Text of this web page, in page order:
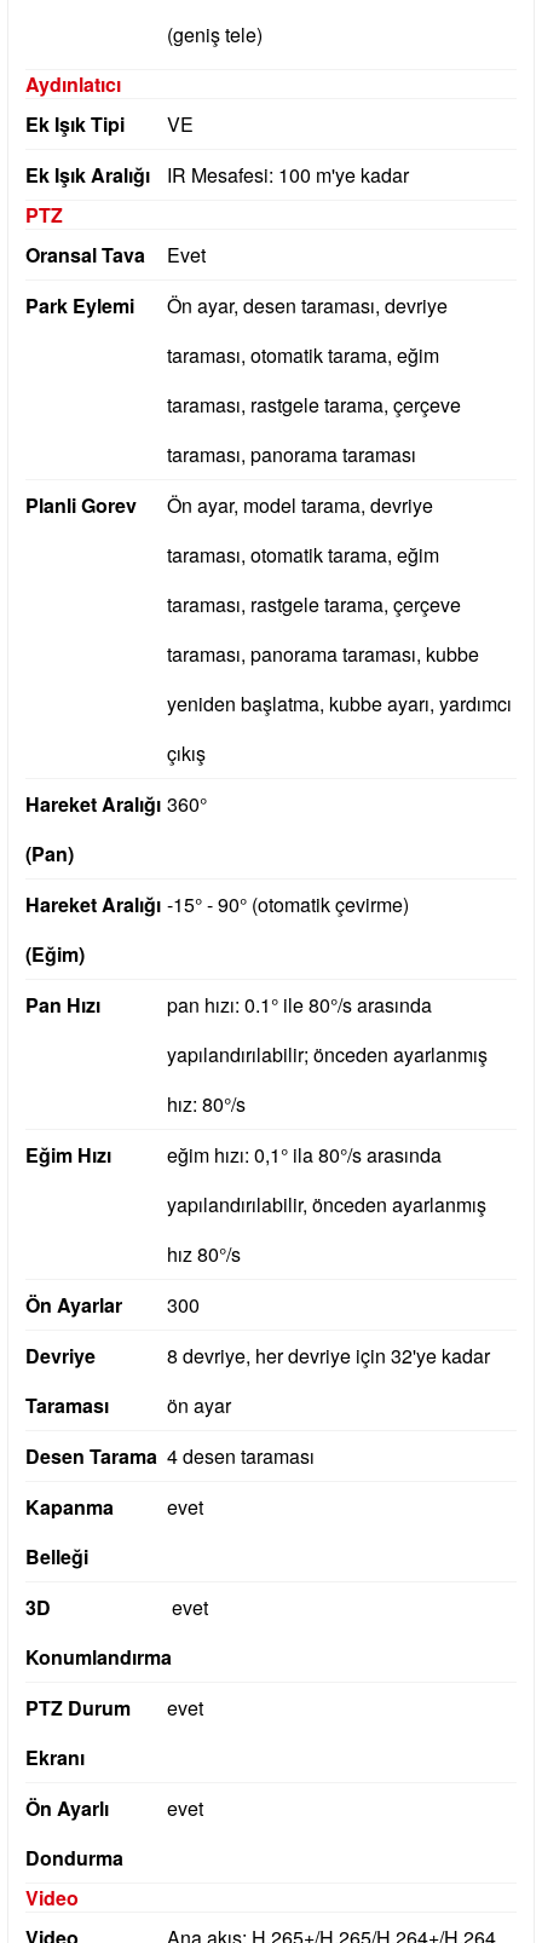
(geniş tele)
Aydınlatıcı
Ek Işık Tipi
VE
Ek Işık Aralığı
IR Mesafesi: 100 m'ye kadar
PTZ
Oransal Tava
Evet
Park Eylemi
Ön ayar, desen taraması, devriye
taraması, otomatik tarama, eğim
taraması, rastgele tarama, çerçeve
taraması, panorama taraması
Planli Gorev
Ön ayar, model tarama, devriye
taraması, otomatik tarama, eğim
taraması, rastgele tarama, çerçeve
taraması, panorama taraması, kubbe
yeniden başlatma, kubbe ayarı, yardımcı
çıkış
Hareket Aralığı
(Pan)
360°
Hareket Aralığı
(Eğim)
-15° - 90° (otomatik çevirme)
Pan Hızı
pan hızı: 0.1° ile 80°/s arasında
yapılandırılabilir; önceden ayarlanmış
hız: 80°/s
Eğim Hızı
eğim hızı: 0,1° ila 80°/s arasında
yapılandırılabilir, önceden ayarlanmış
hız 80°/s
Ön Ayarlar
300
Devriye
Taraması
8 devriye, her devriye için 32'ye kadar
ön ayar
Desen Tarama 4 desen taraması
Kapanma
Belleği
evet
3D
Konumlandırma
evet
PTZ Durum
Ekranı
evet
Ön Ayarlı
Dondurma
evet
Video
Video
Ana akış: H.265+/H.265/H.264+/H.264